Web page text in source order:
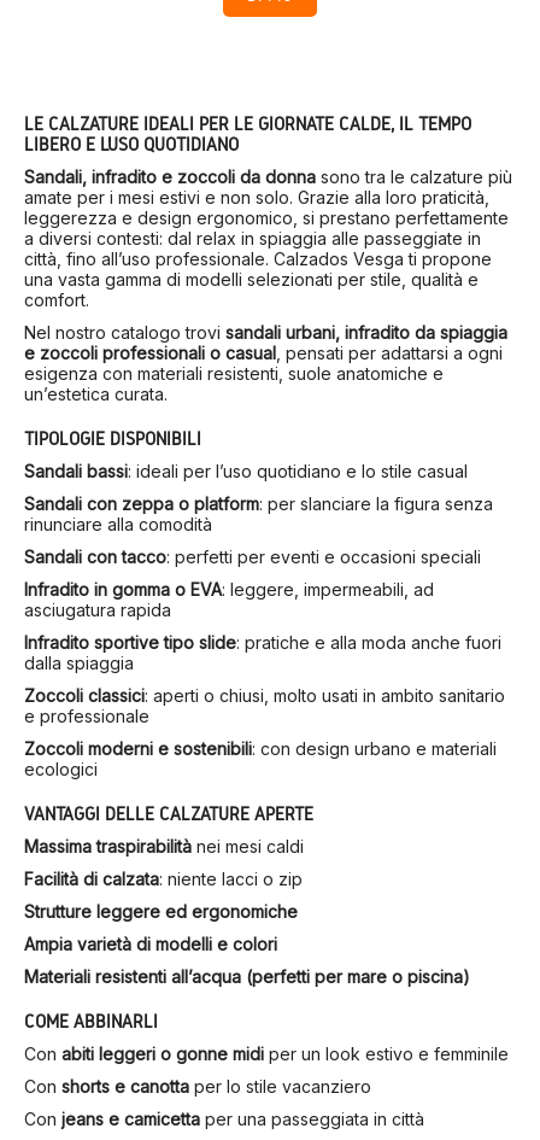
LE CALZATURE IDEALI PER LE GIORNATE CALDE, IL TEMPO
LIBERO E L’USO QUOTIDIANO
Sandali, infradito e zoccoli da donna sono tra le calzature più
amate per i mesi estivi e non solo. Grazie alla loro praticità,
leggerezza e design ergonomico, si prestano perfettamente
a diversi contesti: dal relax in spiaggia alle passeggiate in
città, fino all’uso professionale. Calzados Vesga ti propone
una vasta gamma di modelli selezionati per stile, qualità e
comfort.
Nel nostro catalogo trovi sandali urbani, infradito da spiaggia
e zoccoli professionali o casual, pensati per adattarsi a ogni
esigenza con materiali resistenti, suole anatomiche e
un’estetica curata.
TIPOLOGIE DISPONIBILI
Sandali bassi: ideali per l’uso quotidiano e lo stile casual
Sandali con zeppa o platform: per slanciare la figura senza
rinunciare alla comodità
Sandali con tacco: perfetti per eventi e occasioni speciali
Infradito in gomma o EVA: leggere, impermeabili, ad
asciugatura rapida
Infradito sportive tipo slide: pratiche e alla moda anche fuori
dalla spiaggia
Zoccoli classici: aperti o chiusi, molto usati in ambito sanitario
e professionale
Zoccoli moderni e sostenibili: con design urbano e materiali
ecologici
VANTAGGI DELLE CALZATURE APERTE
Massima traspirabilità nei mesi caldi
Facilità di calzata: niente lacci o zip
Strutture leggere ed ergonomiche
Ampia varietà di modelli e colori
Materiali resistenti all’acqua (perfetti per mare o piscina)
COME ABBINARLI
Con abiti leggeri o gonne midi per un look estivo e femminile
Con shorts e canotta per lo stile vacanziero
Con jeans e camicetta per una passeggiata in città